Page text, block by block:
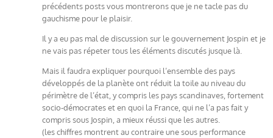
précédents posts vous montrerons que je ne tacle pas du
gauchisme pour le plaisir.
Il y a eu pas mal de discussion sur le gouvernement Jospin et je
ne vais pas répeter tous les éléments discutés jusque là.
Mais il faudra expliquer pourquoi l’ensemble des pays
développés de la planète ont réduit la toile au niveau du
périmètre de l’état, y compris les pays scandinaves, fortement
socio-démocrates et en quoi la France, qui ne l’a pas fait y
compris sous Jospin, a mieux réussi que les autres.
(les chiffres montrent au contraire une sous performance